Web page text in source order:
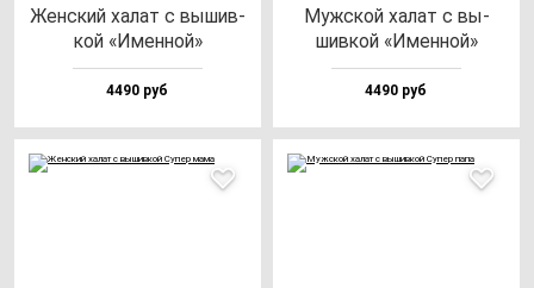
Жен­ский ха­лат с вы­шив­
кой «Имен­ной»
4490 руб
Муж­ской ха­лат с вы­
шив­кой «Имен­ной»
4490 руб